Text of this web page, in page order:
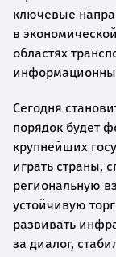
ключевые
в
областях
Сегодня
порядок будет
крупнейших
играть страны,
региональную
устойчивую
развивать
за диалог,